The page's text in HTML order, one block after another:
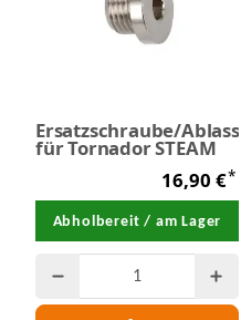
Ersatzschraube/
für Tornador STEAM
16,90 €*
Abholbereit / am Lager